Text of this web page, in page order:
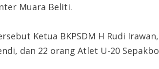
Muara Beliti.
Ketua BKPSDM H Rudi
dan 22 orang Atlet U-20